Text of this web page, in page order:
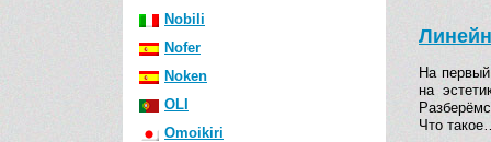
Nobili
Nofer
Noken
OLI
Omoikiri
На
на
Что